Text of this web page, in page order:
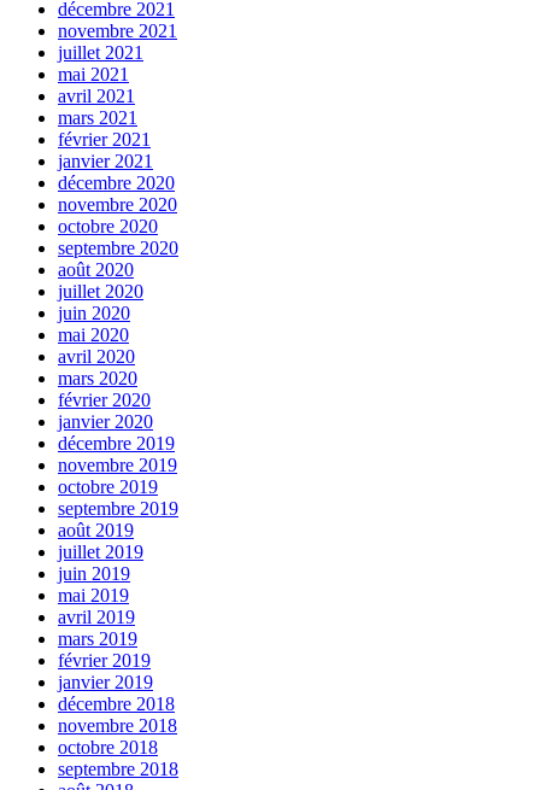
décembre 2021
novembre 2021
juillet 2021
mai 2021
avril 2021
mars 2021
février 2021
janvier 2021
décembre 2020
novembre 2020
octobre 2020
septembre 2020
août 2020
juillet 2020
juin 2020
mai 2020
avril 2020
mars 2020
février 2020
janvier 2020
décembre 2019
novembre 2019
octobre 2019
septembre 2019
août 2019
juillet 2019
juin 2019
mai 2019
avril 2019
mars 2019
février 2019
janvier 2019
décembre 2018
novembre 2018
octobre 2018
septembre 2018